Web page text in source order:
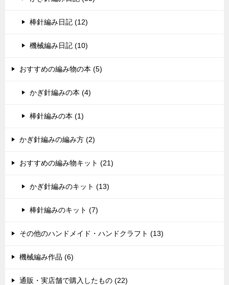
棒針編み日記 (12)
機械編み日記 (10)
おすすめの編み物の本 (5)
かぎ針編みの本 (4)
棒針編みの本 (1)
かぎ針編みの編み方 (2)
おすすめの編み物キット (21)
かぎ針編みのキット (13)
棒針編みのキット (7)
その他のハンドメイド・ハンドクラフト (13)
機械編み作品 (6)
通販・実店舗で購入したもの (22)